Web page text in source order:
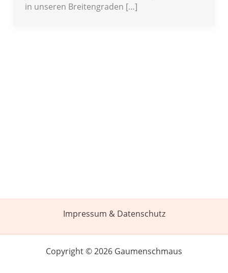
in unseren Breitengraden […]
Impressum & Datenschutz
Copyright © 2026 Gaumenschmaus